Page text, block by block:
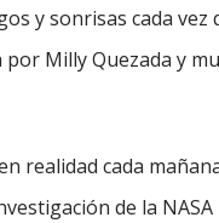
y sonrisas cada vez
Milly Quezada y
realidad cada
de la NASA